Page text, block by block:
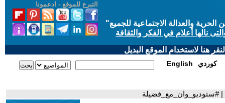
التبرع للموقع - ادعمونا
والعدالة الاجتماعية للجميع"
نالها أعلام في الفكر والثقافة
هنا لاستخدام الموقع البديل
English كوردي
| #ستوديو_وان_مع_فضيلة